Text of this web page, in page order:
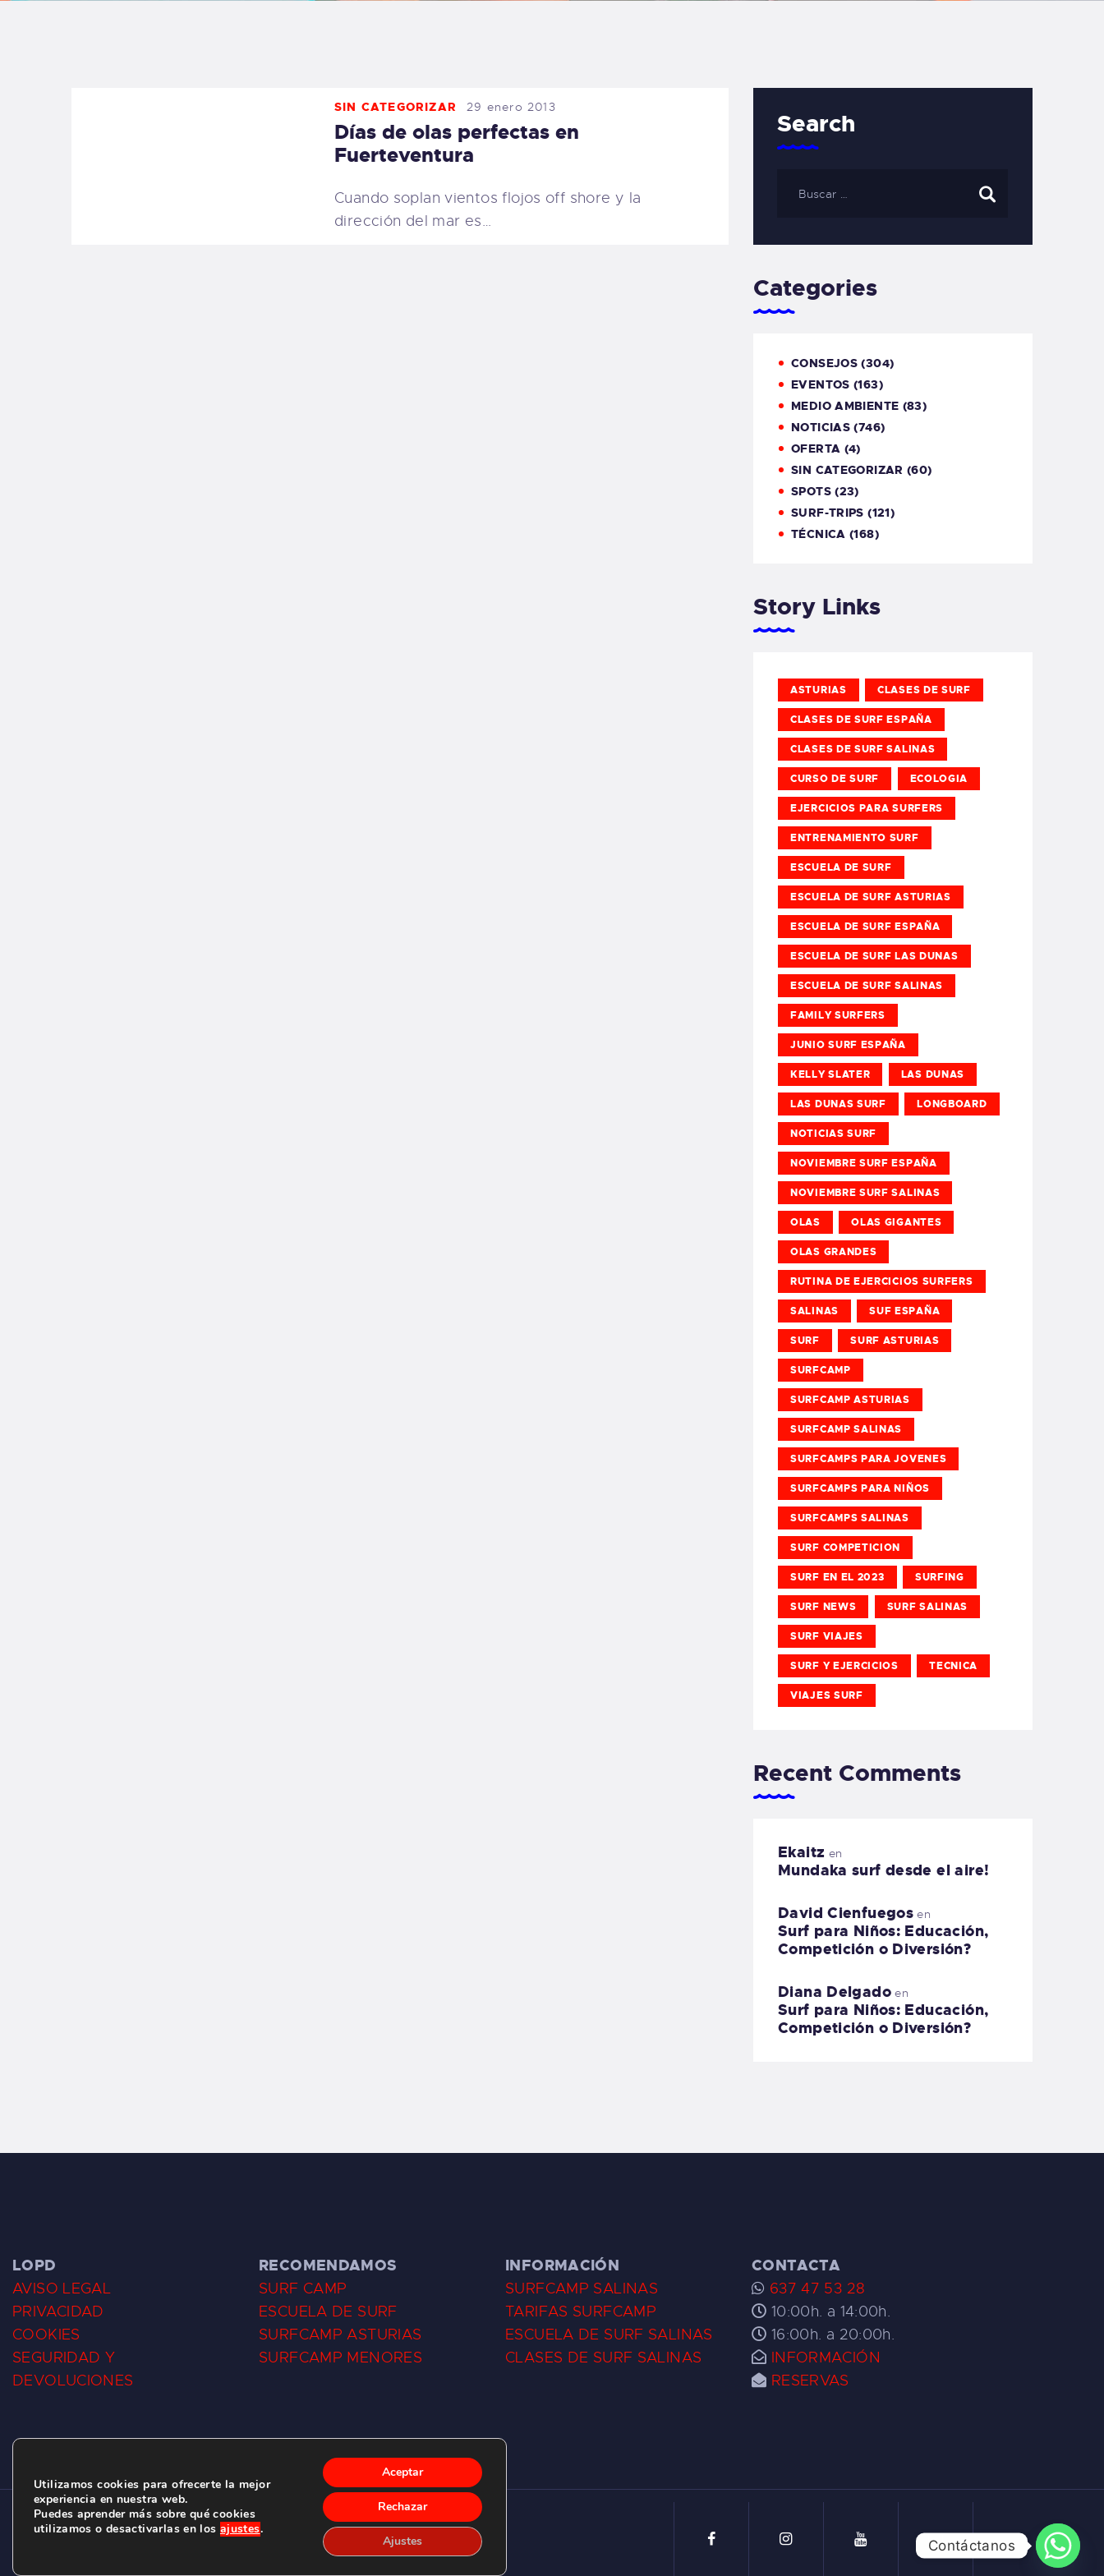
CONTACTO
CARRITO
TIENDA FAMILY
SIN CATEGORIZAR 29 enero 2013
Días de olas perfectas en
Fuerteventura
Cuando soplan vientos flojos off shore y la
dirección del mar es…
Search
Categories
CONSEJOS (304)
EVENTOS (163)
MEDIO AMBIENTE (83)
NOTICIAS (746)
OFERTA (4)
SIN CATEGORIZAR (60)
SPOTS(23)
SURF-TRIPS (121)
TÉCNICA (168)
Story Links
ASTURIAS CLASES DE SURF
CLASES DE SURF ESPAÑA
CLASES DE SURF SALINAS
CURSO DE SURF ECOLOGIA
EJERCICIOS PARA SURFERS
ENTRENAMIENTO SURF
ESCUELA DE SURF
ESCUELA DE SURF ASTURIAS
ESCUELA DE SURF ESPAÑA
ESCUELA DE SURF LAS DUNAS
ESCUELA DE SURF SALINAS
FAMILY SURFERS
JUNIO SURF ESPAÑA
KELLY SLATER LAS DUNAS
LAS DUNAS SURF LONGBOARD
NOTICIAS SURF
NOVIEMBRE SURF ESPAÑA
NOVIEMBRE SURF SALINAS
OLAS OLAS GIGANTES
OLAS GRANDES
RUTINA DE EJERCICIOS SURFERS
SALINAS SUF ESPAÑA
SURF SURF ASTURIAS
SURFCAMP
SURFCAMP ASTURIAS
SURFCAMP SALINAS
SURFCAMPS PARA JOVENES
SURFCAMPS PARA NIÑOS
SURFCAMPS SALINAS
SURF COMPETICION
SURF EN EL 2023 SURFING
SURF NEWS SURF SALINAS
SURF VIAJES
SURF Y EJERCICIOS TECNICA
VIAJES SURF
Recent Comments
Ekaitz en
Mundaka surf desde el aire!
David Cienfuegos en
Surf para Niños: Educación,
Competición o Diversión?
Diana Delgadoen
Surf para Niños: Educación,
Competición o Diversión?
LOPD
AVISO LEGAL
PRIVACIDAD
COOKIES
SEGURIDAD Y
DEVOLUCIONES
RECOMENDAMOS
SURF CAMP
ESCUELA DE SURF
SURFCAMP ASTURIAS
SURFCAMP MENORES
INFORMACIÓN
SURFCAMP SALINAS
TARIFAS SURFCAMP
ESCUELA DE SURF SALINAS
CLASES DE SURF SALINAS
CONTACTA
637 47 53 28
10:00h. a 14:00h.
16:00h. a 20:00h.
INFORMACIÓN
RESERVAS
CLUB DE SURF LAS DUNAS ©2026.
C/ BERNARDO ÁLVAREZ GALAN 1, SALINAS (ASTURIAS)
Utilizamos cookies para ofrecerte la mejor
experiencia en nuestra web.
Puedes aprender más sobre qué cookies
utilizamos o desactivarlas en los ajustes.
Aceptar
Rechazar
Ajustes Contáctanos